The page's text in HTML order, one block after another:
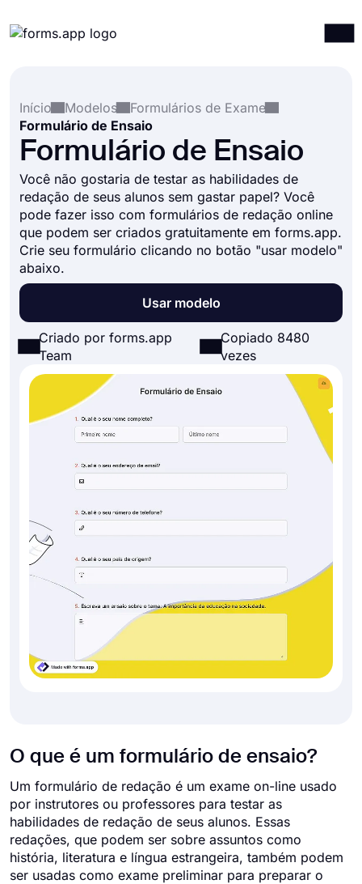
Integrações
Modelos
Recursos
Preços
Início
Modelos
Formulários de Exame
Formulário de Ensaio
Formulário de Ensaio
Você não gostaria de testar as habilidades de
redação de seus alunos sem gastar papel? Você
pode fazer isso com formulários de redação online
que podem ser criados gratuitamente em forms.app.
Crie seu formulário clicando no botão "usar modelo"
abaixo.
Usar modelo
Criado por forms.app
Team
Copiado 8480
vezes
O que é um formulário de ensaio?
Um formulário de redação é um exame on-line usado
por instrutores ou professores para testar as
habilidades de redação de seus alunos. Essas
redações, que podem ser sobre assuntos como
história, literatura e língua estrangeira, também podem
ser usadas como exame preliminar para preparar o